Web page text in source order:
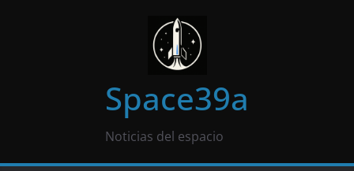
Space39a
Noticias del espacio